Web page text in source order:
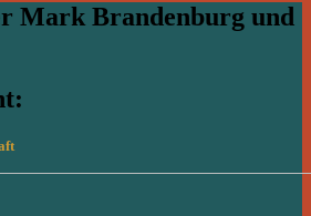
Mark Brandenburg und